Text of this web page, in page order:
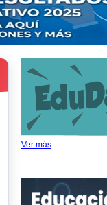
Ver más